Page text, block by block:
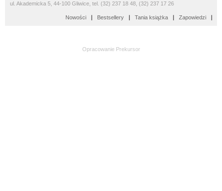
ul. Akademicka 5, 44-100 Gliwice, tel. (32) 237 18 48, (32) 237 17 26
Nowości Bestsellery Tania książka Zapowiedzi
Opracowanie Prekursor